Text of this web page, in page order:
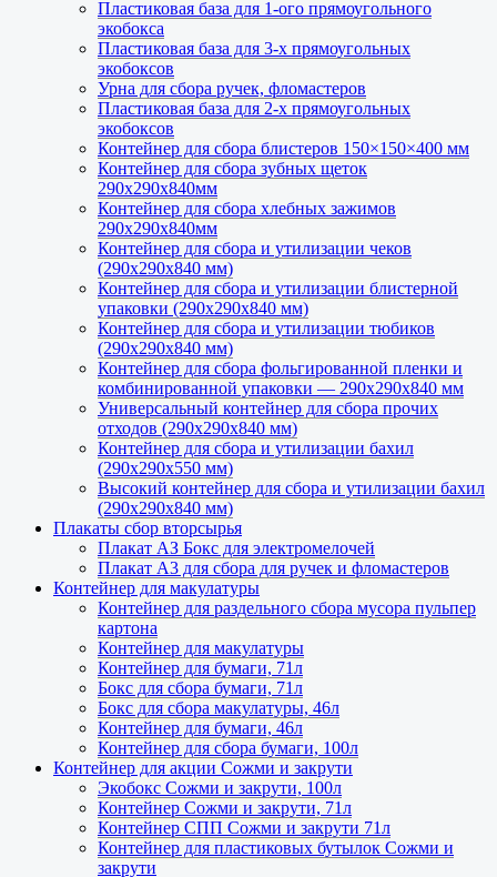
Пластиковая база для 1-ого прямоугольного
экобокса
Пластиковая база для 3-х прямоугольных
экобоксов
Урна для сбора ручек, фломастеров
Пластиковая база для 2-х прямоугольных
экобоксов
Контейнер для сбора блистеров 150×150×400 мм
Контейнер для сбора зубных щеток
290х290х840мм
Контейнер для сбора хлебных зажимов
290х290х840мм
Контейнер для сбора и утилизации чеков
(290х290х840 мм)
Контейнер для сбора и утилизации блистерной
упаковки (290х290х840 мм)
Контейнер для сбора и утилизации тюбиков
(290х290х840 мм)
Контейнер для сбора фольгированной пленки и
комбинированной упаковки — 290х290х840 мм
Универсальный контейнер для сбора прочих
отходов (290х290х840 мм)
Контейнер для сбора и утилизации бахил
(290х290х550 мм)
Высокий контейнер для сбора и утилизации бахил
(290х290х840 мм)
Плакаты сбор вторсырья
Плакат АЗ Бокс для электромелочей
Плакат А3 для сбора для ручек и фломастеров
Контейнер для макулатуры
Контейнер для раздельного сбора мусора пульпер
картона
Контейнер для макулатуры
Контейнер для бумаги, 71л
Бокс для сбора бумаги, 71л
Бокс для сбора макулатуры, 46л
Контейнер для бумаги, 46л
Контейнер для сбора бумаги, 100л
Контейнер для акции Сожми и закрути
Экобокс Сожми и закрути, 100л
Контейнер Сожми и закрути, 71л
Контейнер СПП Сожми и закрути 71л
Контейнер для пластиковых бутылок Сожми и
закрути